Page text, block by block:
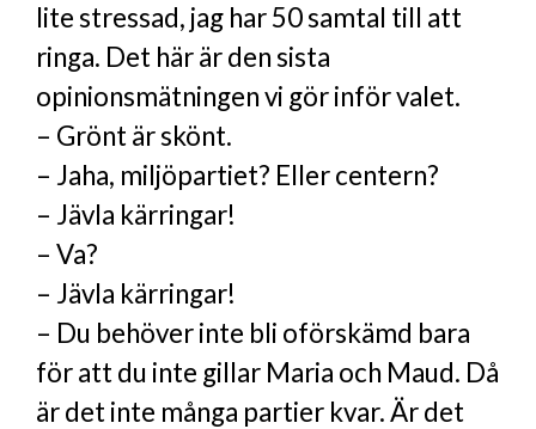
lite stressad, jag har 50 samtal till att
ringa. Det här är den sista
opinionsmätningen vi gör inför valet.
– Grönt är skönt.
– Jaha, miljöpartiet? Eller centern?
– Jävla kärringar!
– Va?
– Jävla kärringar!
– Du behöver inte bli oförskämd bara
för att du inte gillar Maria och Maud. Då
är det inte många partier kvar. Är det